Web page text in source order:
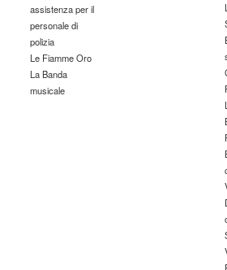
assistenza per il
personale di
polizia
Le Fiamme Oro
La Banda
musicale